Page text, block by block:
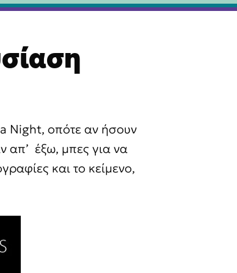
Night, οπότε αν ήσουν
απ’ έξω, μπες για να
και το κείμενο,